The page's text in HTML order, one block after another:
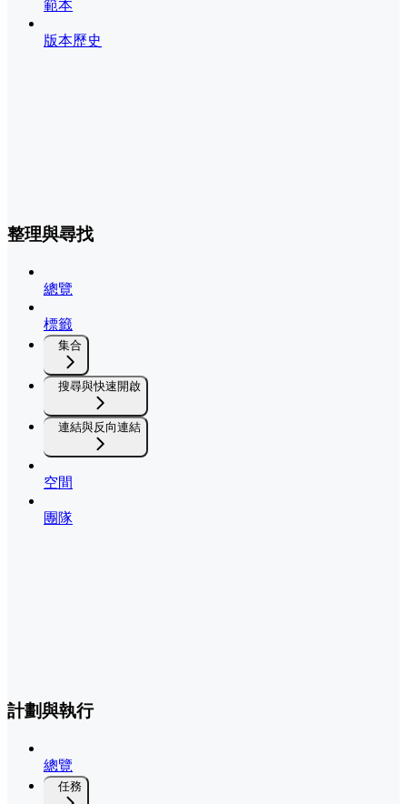
範本
版本歷史
整理與尋找
總覽
標籤
集合
搜尋與快速開啟
連結與反向連結
空間
團隊
計劃與執行
總覽
任務